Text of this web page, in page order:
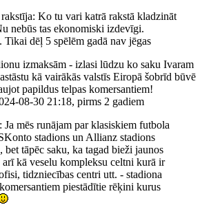
rakstīja: Ko tu vari katrā rakstā kladzināt
nebūs tas ekonomiski izdevīgi.
Tikai dēļ 5 spēlēm gadā nav jēgas
izmaksām - izlasi lūdzu ko saku Ivaram
kā vairākās valstīs Eiropā šobrīd būvē
papildus telpas komersantiem!
08-30 21:18, pirms 2 gadiem
Ja mēs runājam par klasiskiem futbola
stadions un Allianz stadions
bet tāpēc saku, ka tagad bieži jaunos
arī kā veselu kompleksu celtni kurā ir
tidzniecības centri utt. - stadiona
piestādītie rēķini kurus